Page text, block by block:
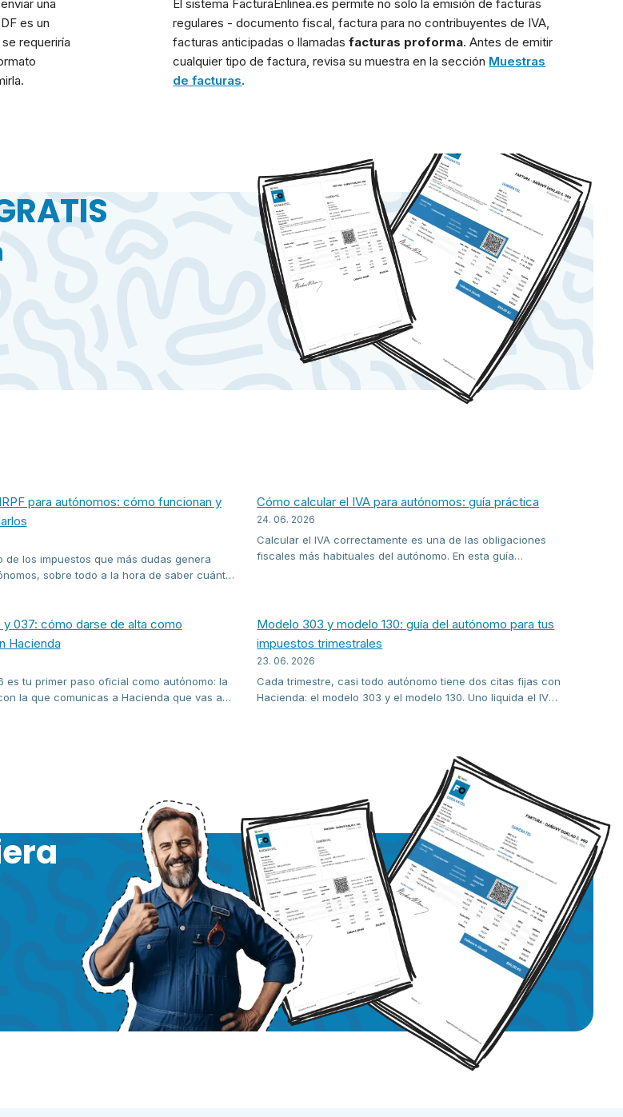
una
es un
requeriría
El sistema FacturaEnlinea.es permite no solo la emisión de facturas
regulares - documento fiscal, factura para no contribuyentes de IVA,
facturas anticipadas o llamadasfacturas proforma. Antes de emitir
cualquier tipo de factura, revisa su muestra en la sección Muestras
de facturas.
para autónomos: cómo funcionan y
de los impuestos que más dudas genera
sobre todo a la hora de saber cuánto
claros.
Cómo calcular el IVA para autónomos: guía práctica
24. 06. 2026
Calcular el IVA correctamente es una de las obligaciones
fiscales más habituales del autónomo. En esta guía
037: cómo darse de alta como
Hacienda
es tu primer paso oficial como autónomo: la
la que comunicas a Hacienda que vas a
Modelo 303 y modelo 130: guía del autónomo para tus
impuestos trimestrales
23. 06. 2026
Cada trimestre, casi todo autónomo tiene dos citas fijas con
Hacienda: el modelo 303 y el modelo 130. Uno liquida el IVA,